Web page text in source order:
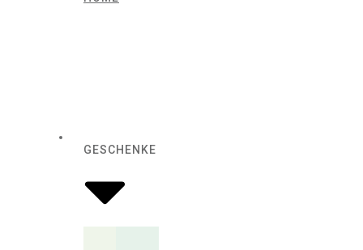
GESCHENKE